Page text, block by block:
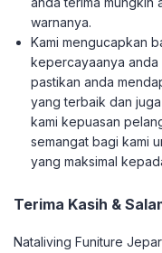
warnanya.
Kami mengucapkan
kepercayaanya anda
pastikan anda
yang terbaik dan
kami kepuasan
semangat bagi kami
yang maksimal
Terima Kasih &
Nataliving Funiture